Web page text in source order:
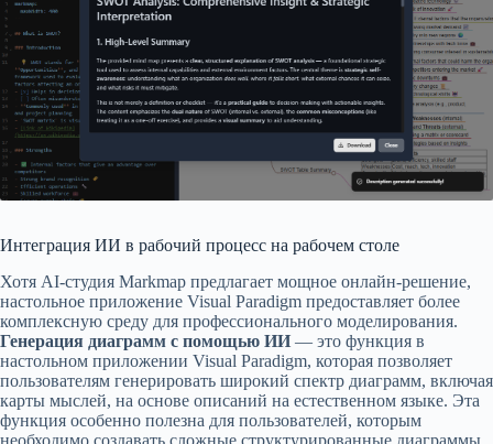
Интеграция ИИ в рабочий процесс на рабочем столе
Хотя AI-студия Markmap предлагает мощное онлайн-решение,
настольное приложение Visual Paradigm предоставляет более
комплексную среду для профессионального моделирования.
Генерация диаграмм с помощью ИИ — это функция в
настольном приложении Visual Paradigm, которая позволяет
пользователям генерировать широкий спектр диаграмм, включая
карты мыслей, на основе описаний на естественном языке. Эта
функция особенно полезна для пользователей, которым